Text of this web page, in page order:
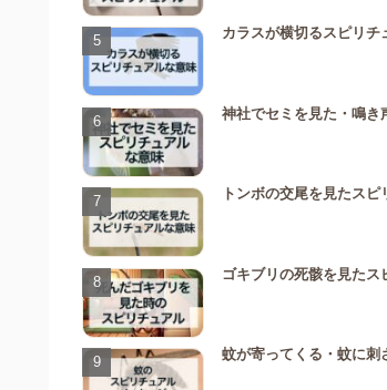
カラスが横切るスピリ
神社でセミを見た・鳴き
トンボの交尾を見たス
ゴキブリの死骸を見た
蚊が寄ってくる・蚊に刺